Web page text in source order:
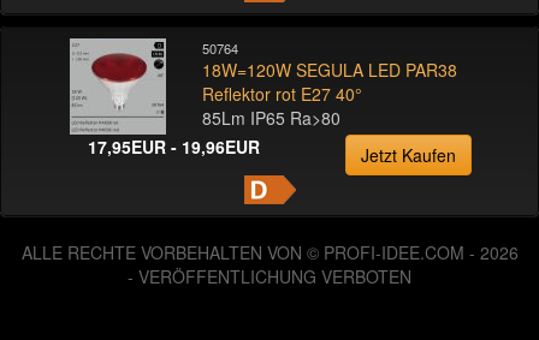
50764
18W=120W SEGULA LED PAR38
Reflektor rot E27 40°
85Lm IP65 Ra>80
17,95EUR - 19,96EUR
Jetzt Kaufen
ALLE RECHTE VORBEHALTEN VON © PROFI-IDEE.COM - 2026
- VERÖFFENTLICHUNG VERBOTEN